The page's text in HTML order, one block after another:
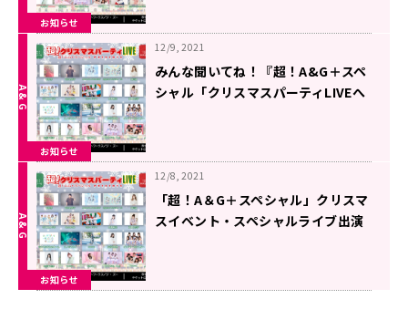
お知らせ
お知らせ
12/9, 2021
みんな聞いてね！『超！A&G＋スペ
シャル「クリスマスパーティLIVEへ
お知らせ
12/8, 2021
「超！A＆G＋スペシャル」クリスマ
スイベント・スペシャルライブ出演